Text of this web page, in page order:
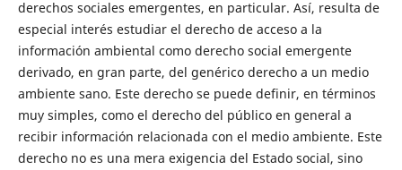
derechos sociales emergentes, en particular. Así, resulta de
especial interés estudiar el derecho de acceso a la
información ambiental como derecho social emergente
derivado, en gran parte, del genérico derecho a un medio
ambiente sano. Este derecho se puede definir, en términos
muy simples, como el derecho del público en general a
recibir información relacionada con el medio ambiente. Este
derecho no es una mera exigencia del Estado social, sino